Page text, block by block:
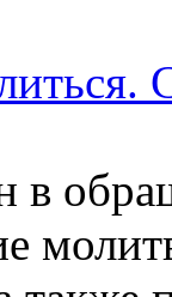
в